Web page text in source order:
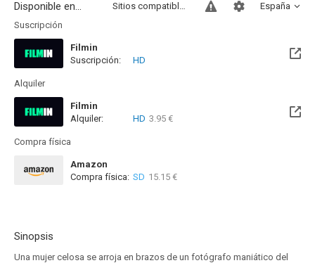
Disponible en... España
Sitios compatibles
Suscripción
Filmin
Disponible hasta el Dom, 29 Nov 2026 (Quedan 3 meses)
Suscripción: HD
Alquiler
Filmin
Disponible hasta el Dom, 29 Nov 2026 (Quedan 3 meses)
Alquiler: HD 3.95 €
Compra física
Amazon
Compra física: SD 15.15 €
Sinopsis
Una mujer celosa se arroja en brazos de un fotógrafo maniático del